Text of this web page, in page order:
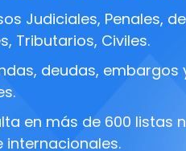
Judiciales, Penales,
Tributarios, Civiles.
deudas, embargos
en más de 600 listas
internacionales.